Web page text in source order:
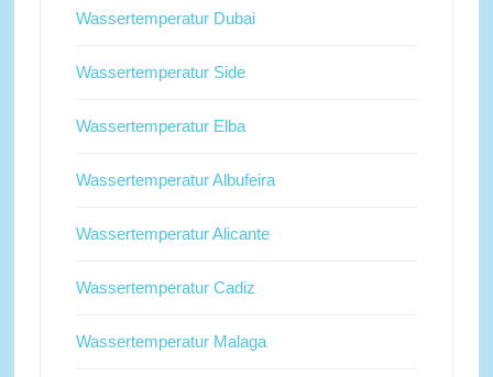
Wassertemperatur Dubai
Wassertemperatur Side
Wassertemperatur Elba
Wassertemperatur Albufeira
Wassertemperatur Alicante
Wassertemperatur Cadiz
Wassertemperatur Malaga